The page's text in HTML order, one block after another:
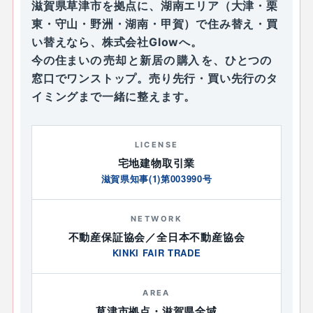
滋賀県草津市を拠点に、湖南エリア（大津・栗
東・守山・野洲・湖南・甲賀）で住み替え・買
い替えなら、株式会社Glowへ。
今の住まいの売却 と新居の購入 を、ひとつの
窓口でワンストップ。売り先行・買い先行のタ
イミングまで一緒に整えます。
LICENSE
宅地建物取引業
滋賀県知事(1)第003990号
NETWORK
不動産保証協会／全日本不動産協会
KINKI FAIR TRADE
AREA